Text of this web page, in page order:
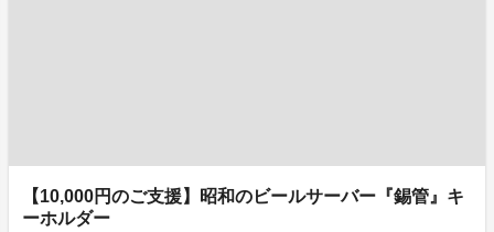
【10,000円のご支援】昭和のビールサーバー『錫管』キ
ーホルダー